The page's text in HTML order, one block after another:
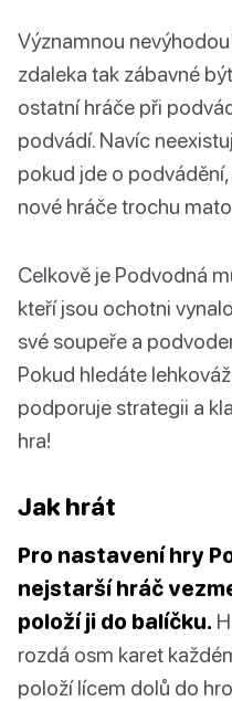
Významnou
zdaleka tak zábavné
ostatní hráče při
podvádí. Navíc
pokud jde o
nové hráče trochu
Celkově je Podvodná
kteří jsou ochotni
své soupeře a
Pokud hledáte
podporuje strategii a
hra!
Jak hrát
Pro nastavení hry
nejstarší hráč
položí ji do balíčku.
rozdá osm karet
položí lícem dolů do